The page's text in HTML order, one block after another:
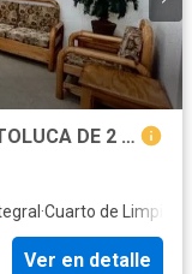
DEPARTAMENTO AMUEBLADO EN TOLUCA DE 2 RECAMARAS, CERCANO AL CENTRO DE TOLUCA
·Cuarto de Limpieza
Ver en detalle